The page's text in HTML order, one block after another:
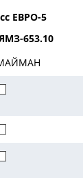
ЕВРО-5
653.10